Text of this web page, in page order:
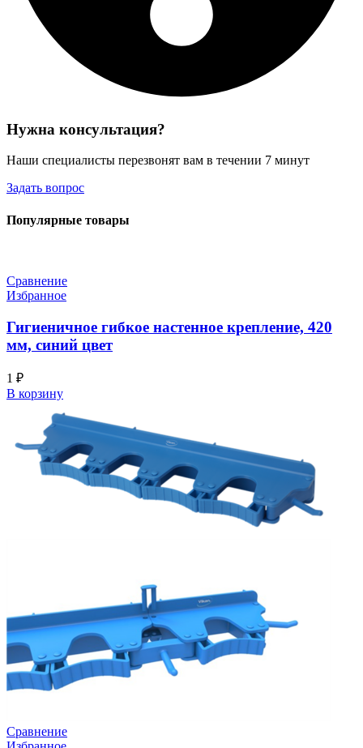
Нужна консультация?
Наши специалисты перезвонят вам в течении 7 минут
Задать вопрос
Популярные товары
Сравнение
Избранное
Гигиеничное гибкое настенное крепление, 420
мм, синий цвет
1 ₽
В корзину
Сравнение